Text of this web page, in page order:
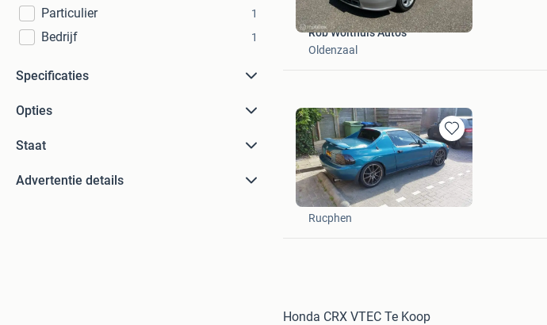
Particulier
1
Bedrijf 1
Specificaties
Opties
Staat
Advertentie details
Rob Wolthuis Auto's
Oldenzaal
Bewaren
in
Mijn
Favorieten
r
Rucphen
Honda CRX VTEC Te Koop